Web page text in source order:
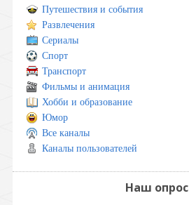
Путешествия и события
Развлечения
Сериалы
Спорт
Транспорт
Фильмы и анимация
Хобби и образование
Юмор
Все каналы
Каналы пользователей
Наш опрос